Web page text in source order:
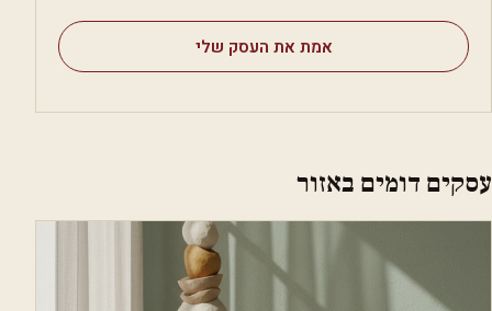
אמת את העסק שלי
עסקים דומים באזור